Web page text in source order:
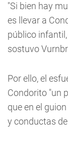
"Si bien hay
es llevar a
público
sostuvo
Por ello, el
Condorito "un
que en el
y conductas